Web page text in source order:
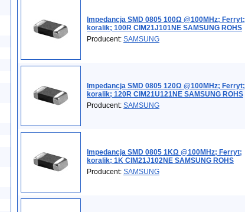
Impedancja SMD 0805 100Ω @100MHz; Ferryt;
koralik; 100R CIM21J101NE SAMSUNG ROHS
Producent: SAMSUNG
Impedancja SMD 0805 120Ω @100MHz; Ferryt;
koralik; 120R CIM21U121NE SAMSUNG ROHS
Producent: SAMSUNG
Impedancja SMD 0805 1KΩ @100MHz; Ferryt;
koralik; 1K CIM21J102NE SAMSUNG ROHS
Producent: SAMSUNG